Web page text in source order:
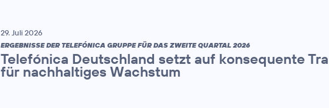
29. Juli 2026
ERGEBNISSE DER TELEFÓNICA GRUPPE FÜR DAS ZWEITE QUARTAL 2026
Telefónica Deutschland setzt auf konsequente
für nachhaltiges Wachstum